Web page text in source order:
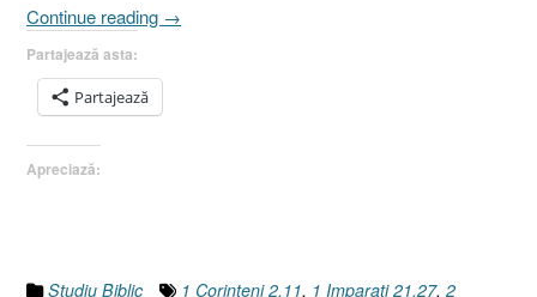
Continue reading „Doliul
trece
I
→
Partajează asta:
Partajează
Apreciază:
Studiu Biblic 1 Corinteni 2.11, 1 Imparati 21.27, 2